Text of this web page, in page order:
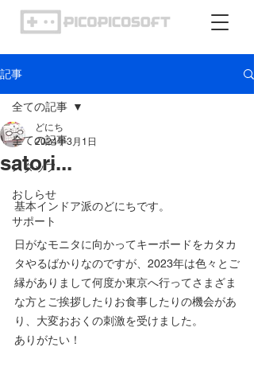
記事
全ての記事
スタッフ
おしらせ
サポート
全ての記事
satori...
どにち
2024年3月1日
基本インドア派のどにちです。
日がなモニタに向かってキーボードをカタカ
タやるばかりなのですが、2023年は色々とご
縁がありまして何度か東京へ行ってさまざま
な方とご挨拶したりお食事したりの機会があ
り、大変おおくの刺激を受けました。
ありがたい！